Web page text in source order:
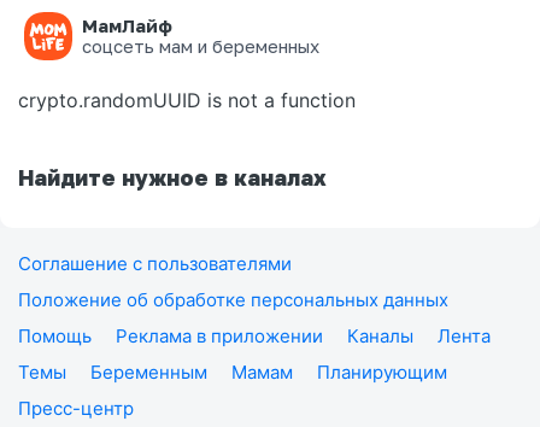
МамЛайф
соцсеть мам и беременных
Ошибка на странице
crypto.randomUUID is not a function
Найдите нужное в каналах
Соглашение с пользователями
Положение об обработке персональных данных
Помощь
Реклама в приложении Каналы
Лента
Темы
Беременным Мамам
Планирующим
Пресс-центр